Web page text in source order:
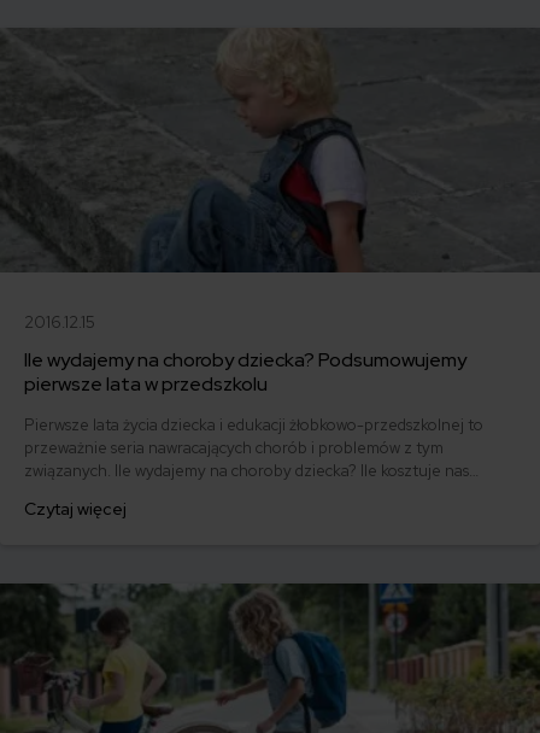
2016.12.15
Ile wydajemy na choroby dziecka? Podsumowujemy
pierwsze lata w przedszkolu
Pierwsze lata życia dziecka i edukacji żłobkowo-przedszkolnej to
przeważnie seria nawracających chorób i problemów z tym
związanych. Ile wydajemy na choroby dziecka? Ile kosztuje nas
Sprawdzamy!
Czytaj więcej